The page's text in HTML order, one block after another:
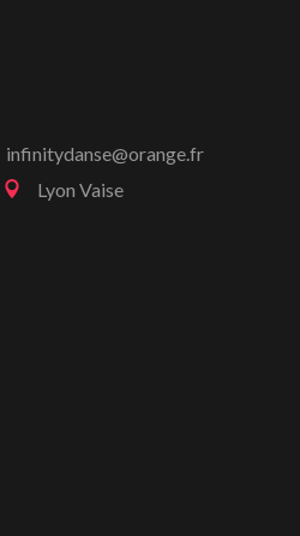
infinitydanse@orange.fr
Lyon Vaise